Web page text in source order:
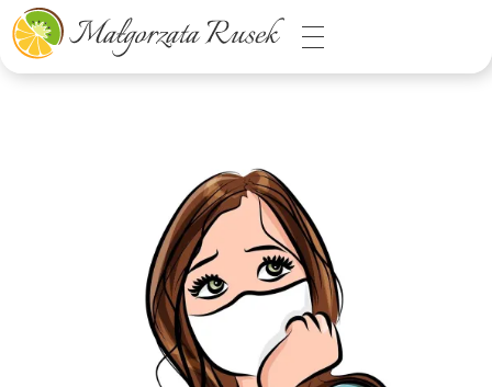
Małgorzata Rusek - dietetyk z pasją
Dietetyka kliniczna & Psychodietetyka